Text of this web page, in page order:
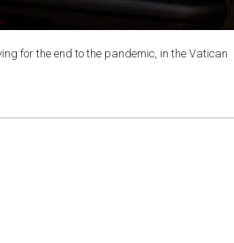
for the end to the pandemic, in the Vatican